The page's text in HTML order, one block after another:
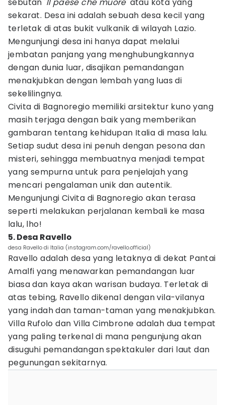
sekarat. Desa ini adalah sebuah desa kecil yang
terletak di atas bukit vulkanik di wilayah Lazio.
Mengunjungi desa ini hanya dapat melalui
jembatan panjang yang menghubungkannya
dengan dunia luar, disajikan pemandangan
menakjubkan dengan lembah yang luas di
sekelilingnya.
Civita di Bagnoregio memiliki arsitektur kuno yang
masih terjaga dengan baik yang memberikan
gambaran tentang kehidupan Italia di masa lalu.
Setiap sudut desa ini penuh dengan pesona dan
misteri, sehingga membuatnya menjadi tempat
yang sempurna untuk para penjelajah yang
mencari pengalaman unik dan autentik.
Mengunjungi Civita di Bagnoregio akan terasa
seperti melakukan perjalanan kembali ke masa
lalu, lho!
5. Desa Ravello
desa Ravello di Italia (instagram.com/ravello.official)
Ravello adalah desa yang letaknya di dekat Pantai
Amalfi yang menawarkan pemandangan luar
biasa dan kaya akan warisan budaya. Terletak di
atas tebing, Ravello dikenal dengan vila-vilanya
yang indah dan taman-taman yang menakjubkan.
Villa Rufolo dan Villa Cimbrone adalah dua tempat
yang paling terkenal di mana pengunjung akan
disuguhi pemandangan spektakuler dari laut dan
pegunungan sekitarnya.